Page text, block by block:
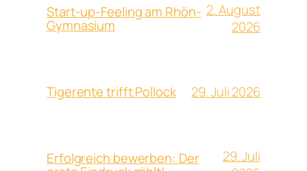
Start-up-Feeling am Rhön-
Gymnasium
2. August
2026
Tigerente trifft Pollock 29. Juli 2026
Erfolgreich bewerben: Der
29. Juli